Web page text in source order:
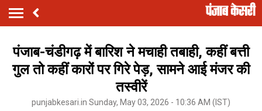
पंजाब-चंडीगढ़ में बारिश ने मचाही तबाही, कहीं बत्ती
गुल तो कहीं कारों पर गिरे पेड़, सामने आई मंजर की
तस्वीरें
punjabkesari.in Sunday, May 03, 2026 - 10:36 AM (IST)